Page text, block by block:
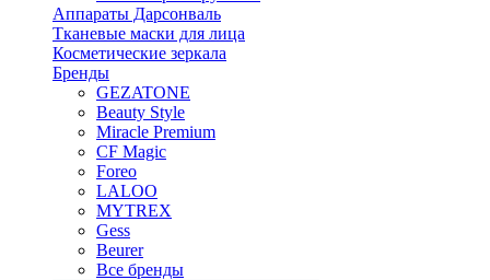
Аппараты Дарсонваль
Тканевые маски для лица
Косметические зеркала
Бренды
GEZATONE
Beauty Style
Miracle Premium
CF Magic
Foreo
LALOO
MYTREX
Gess
Beurer
Все бренды